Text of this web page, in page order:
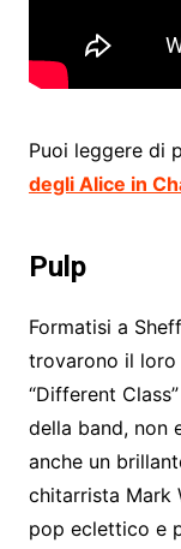
Puoi leggere di
degli Alice in
Pulp
Formatisi a
trovarono il loro
“Different
della band, non
anche un
chitarrista Mark
pop eclettico e